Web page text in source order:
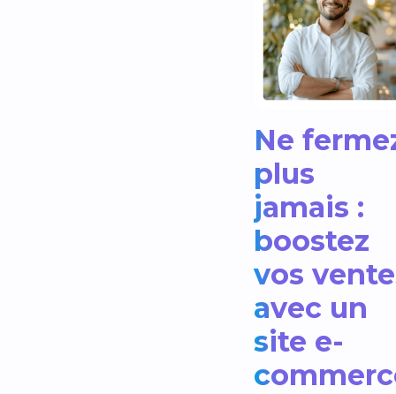
Ne
plus
jamais :
boostez
vos
avec un
site e-